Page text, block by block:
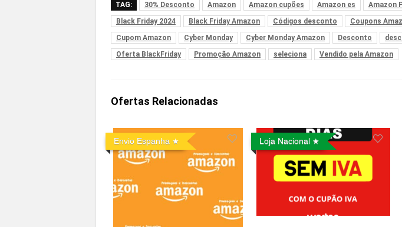
TAG: 30% Desconto Amazon Amazon cupões Amazon es Amazon
Black Friday 2024
Black Friday Amazon Códigos desconto Coupons
Cupom Amazon
Cyber Monday Cyber Monday Amazon Desconto
Oferta BlackFriday
Promoção Amazon seleciona Vendido pela Amazon
Ofertas Relacionadas
Envio Espanha Loja Nacional